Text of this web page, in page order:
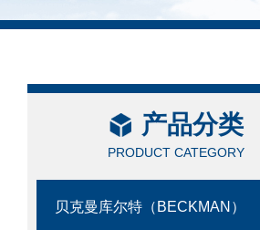
产品分类
PRODUCT CATEGORY
贝克曼库尔特（BECKMAN）